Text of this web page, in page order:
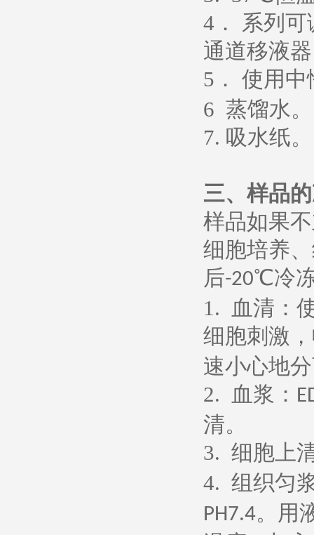
4 ． 系列
通道移液
5 ． 使用中
6 蒸馏水。
7. 吸水纸。
三、样品
样品如果
细胞培养
后-20℃冷
1.
血清：
细胞刺激
速小心地
2.
血浆：
清。
3. 细胞上
4. 组织匀
PH7.4。用